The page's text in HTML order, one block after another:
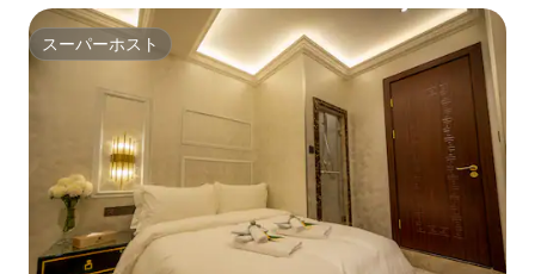
スーパーホスト
スーパーホスト